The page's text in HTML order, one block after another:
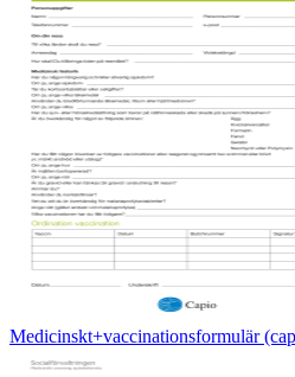
Medicinskt+vaccinationsformulär